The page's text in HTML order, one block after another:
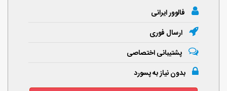
فالوور ایرانی
ارسال فوری
پشتیبانی اختصاصی
بدون نیاز به پسورد